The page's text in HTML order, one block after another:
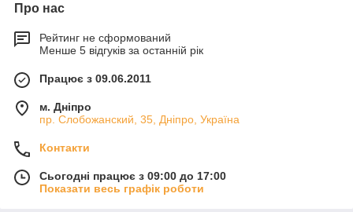
Про нас
Рейтинг не сформований
Менше 5 відгуків за останній рік
Працює з 09.06.2011
м. Дніпро
пр. Слобожанский, 35, Дніпро, Україна
Контакти
Сьогодні працює з 09:00 до 17:00
Показати весь графік роботи